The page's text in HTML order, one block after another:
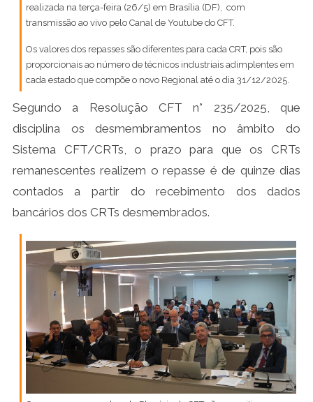
realizada na terça-feira (26/5) em Brasília (DF), com
transmissão ao vivo pelo Canal de Youtube do CFT.
Os valores dos repasses são diferentes para cada CRT, pois são
proporcionais ao número de técnicos industriais adimplentes em
cada estado que compõe o novo Regional até o dia 31/12/2025.
Segundo a Resolução CFT n° 235/2025, que
disciplina os desmembramentos no âmbito do
Sistema CFT/CRTs, o prazo para que os CRTs
remanescentes realizem o repasse é de quinze dias
contados a partir do recebimento dos dados
bancários dos CRTs desmembrados.